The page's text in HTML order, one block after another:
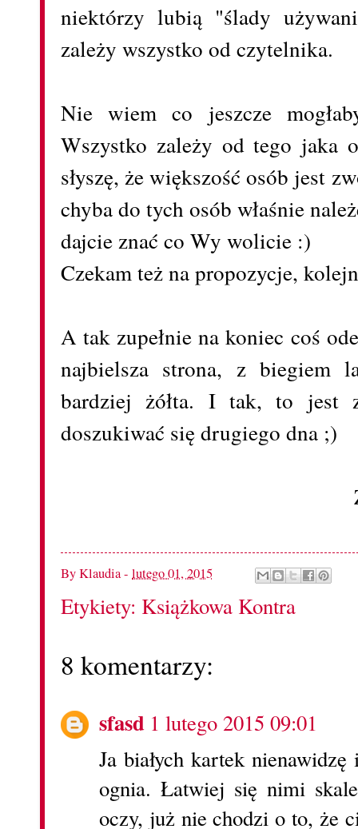
niektórzy lubią "ślady
zależy wszystko od czytelnika.
Nie wiem co jeszcze
Wszystko zależy od tego jaka
słyszę, że większość osób jest
chyba do tych osób właśnie
dajcie znać co Wy wolicie :)
Czekam też na propozycje,
A tak zupełnie na koniec coś
najbielsza strona, z biegiem
bardziej żółta. I tak, to jest
doszukiwać się drugiego dna ;)
ByKlaudia- lutego 01, 2015
Etykiety: Książkowa Kontra
8 komentarzy:
sfasd 1 lutego 2015 09:01
Ja białych kartek
ognia. Łatwiej się nimi
oczy, już nie chodzi o to, że